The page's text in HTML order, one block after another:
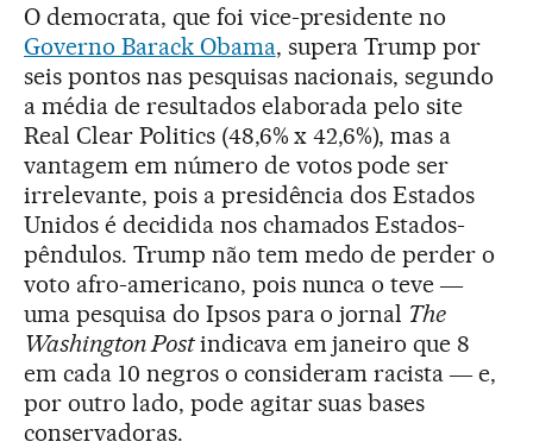
O democrata, que foi vice-presidente no
Governo Barack Obama, supera Trump por
seis pontos nas pesquisas nacionais, segundo
a média de resultados elaborada pelo site
Real Clear Politics (48,6% x 42,6%), mas a
vantagem em número de votos pode ser
irrelevante, pois a presidência dos Estados
Unidos é decidida nos chamados Estados-
pêndulos. Trump não tem medo de perder o
voto afro-americano, pois nunca o teve ―
uma pesquisa do Ipsos para o jornal The
Washington Postindicava em janeiro que 8
em cada 10 negros o consideram racista ― e,
por outro lado, pode agitar suas bases
conservadoras.